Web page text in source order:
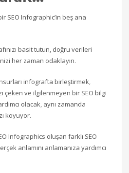
SEO Infographic’in beş ana
basit tutun, doğru verileri
her zaman odaklayın.
infografta birleştirmek,
çeken ve ilgilenmeyen bir SEO bilgi
olacak, aynı zamanda
koyuyor.
Infographics oluşan farklı SEO
anlamını anlamanıza yardımcı